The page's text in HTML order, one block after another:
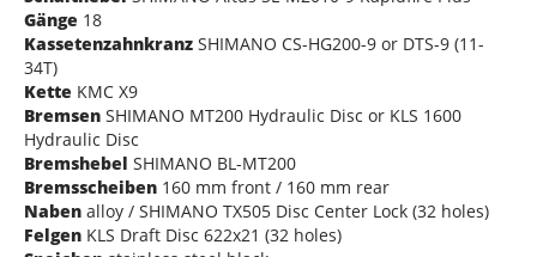
Gänge 18
Kassetenzahnkranz SHIMANO CS-HG200-9 or DTS-9 (11-
34T)
Kette KMC X9
Bremsen SHIMANO MT200 Hydraulic Disc or KLS 1600
Hydraulic Disc
Bremshebel SHIMANO BL-MT200
Bremsscheiben 160 mm front / 160 mm rear
Naben alloy / SHIMANO TX505 Disc Center Lock (32 holes)
Felgen KLS Draft Disc 622x21 (32 holes)